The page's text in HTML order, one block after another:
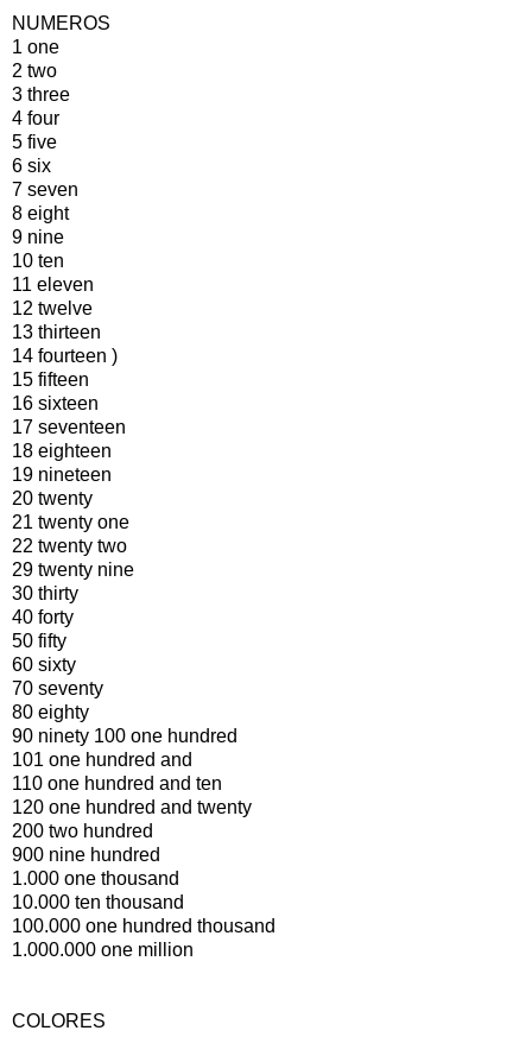
NUMEROS
1 one
2 two
3 three
4 four
5 five
6 six
7 seven
8 eight
9 nine
10 ten
11 eleven
12 twelve
13 thirteen
14 fourteen )
15 fifteen
16 sixteen
17 seventeen
18 eighteen
19 nineteen
20 twenty
21 twenty one
22 twenty two
29 twenty nine
30 thirty
40 forty
50 fifty
60 sixty
70 seventy
80 eighty
90 ninety 100 one hundred
101 one hundred and
110 one hundred and ten
120 one hundred and twenty
200 two hundred
900 nine hundred
1.000 one thousand
10.000 ten thousand
100.000 one hundred thousand
1.000.000 one million
COLORES